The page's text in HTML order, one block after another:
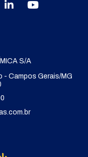
S/A
- Campos Gerais/MG